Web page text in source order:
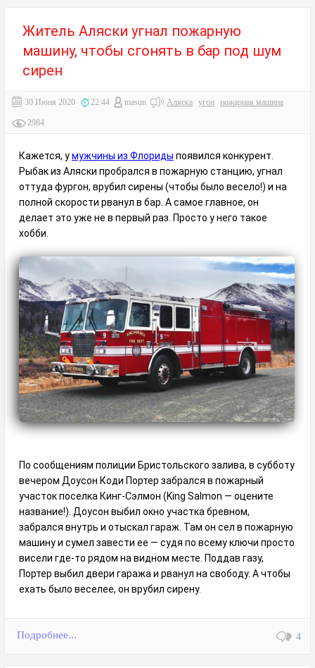
Житель Аляски угнал пожарную
машину, чтобы сгонять в бар под шум
сирен
30 Июня 2020 22:44 masun Аляска угон пожарная машина
2984
Кажется, умужчины из Флориды появился конкурент.
Рыбак из Аляски пробрался в пожарную станцию, угнал
оттуда фургон, врубил сирены (чтобы было весело!) и на
полной скорости рванул в бар. А самое главное, он
делает это уже не в первый раз. Просто у него такое
хобби.
По сообщениям полиции Бристольского залива, в субботу
вечером Доусон Коди Портер забрался в пожарный
участок поселка Кинг-Сэлмон (King Salmon — оцените
название!). Доусон выбил окно участка бревном,
забрался внутрь и отыскал гараж. Там он сел в пожарную
машину и сумел завести ее — судя по всему ключи просто
висели где-то рядом на видном месте. Поддав газу,
Портер выбил двери гаража и рванул на свободу. А чтобы
ехать было веселее, он врубил сирену.
Подробнее... 4